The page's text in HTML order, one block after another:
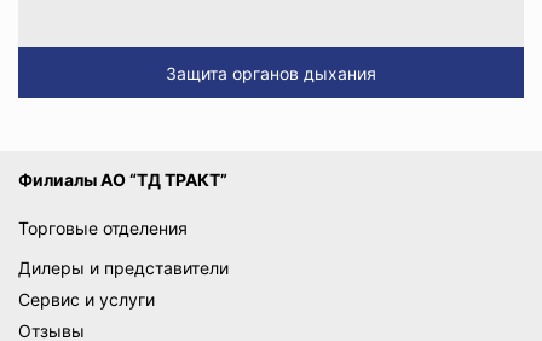
Защита органов дыхания
Филиалы АО “ТД ТРАКТ”
Торговые отделения
Дилеры и представители
Сервис и услуги
Отзывы